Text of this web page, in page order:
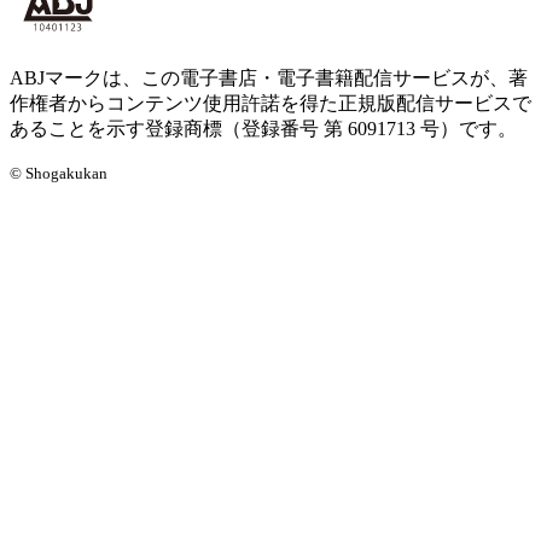
ABJマークは、この電子書店・電子書籍配信サービスが、著
作権者からコンテンツ使用許諾を得た正規版配信サービスで
あることを示す登録商標（登録番号 第 6091713 号）です。
© Shogakukan